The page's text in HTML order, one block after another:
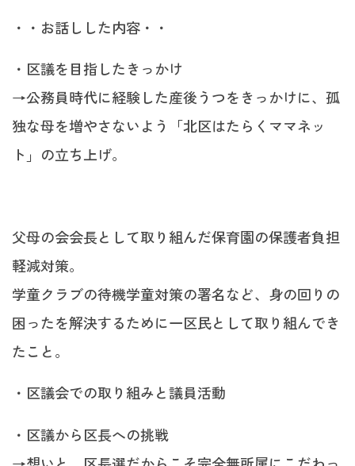
・・お話しした内容・・
・区議を目指したきっかけ
→公務員時代に経験した産後うつをきっかけに、孤
独な母を増やさないよう「北区はたらくママネッ
ト」の立ち上げ。
父母の会会長として取り組んだ保育園の保護者負担
軽減対策。
学童クラブの待機学童対策の署名など、身の回りの
困ったを解決するために一区民として取り組んでき
たこと。
・区議会での取り組みと議員活動
・区議から区長への挑戦